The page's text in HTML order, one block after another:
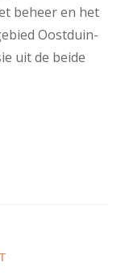
beheer en het
Oostduin-
uit de beide